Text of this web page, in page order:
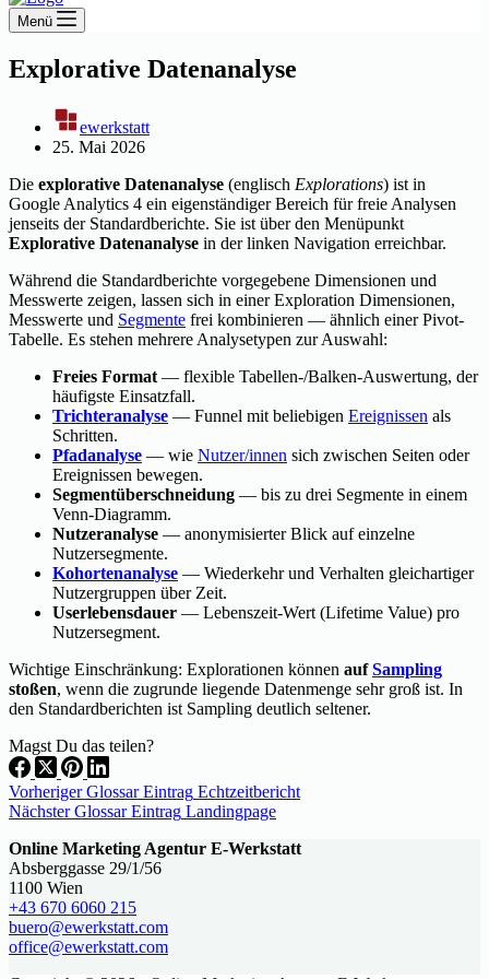
Menü
Explorative Datenanalyse
ewerkstatt
25. Mai 2026
Die explorative Datenanalyse (englisch Explorations) ist in
Google Analytics 4 ein eigenständiger Bereich für freie Analysen
jenseits der Standardberichte. Sie ist über den Menüpunkt
Explorative Datenanalyse in der linken Navigation erreichbar.
Während die Standardberichte vorgegebene Dimensionen und
Messwerte zeigen, lassen sich in einer Exploration Dimensionen,
Messwerte und Segmente frei kombinieren — ähnlich einer Pivot-
Tabelle. Es stehen mehrere Analysetypen zur Auswahl:
Freies Format — flexible Tabellen-/Balken-Auswertung, der
häufigste Einsatzfall.
Trichteranalyse — Funnel mit beliebigen Ereignissen als
Schritten.
Pfadanalyse — wie Nutzer/innen sich zwischen Seiten oder
Ereignissen bewegen.
Segmentüberschneidung — bis zu drei Segmente in einem
Venn-Diagramm.
Nutzeranalyse — anonymisierter Blick auf einzelne
Nutzersegmente.
Kohortenanalyse — Wiederkehr und Verhalten gleichartiger
Nutzergruppen über Zeit.
Userlebensdauer — Lebenszeit-Wert (Lifetime Value) pro
Nutzersegment.
Wichtige Einschränkung: Explorationen können aufSampling
stoßen, wenn die zugrunde liegende Datenmenge sehr groß ist. In
den Standardberichten ist Sampling deutlich seltener.
Magst Du das teilen?
VorherigerGlossar Eintrag Echtzeitbericht
NächsterGlossar Eintrag Landingpage
Online Marketing Agentur E-Werkstatt
Absberggasse 29/1/56
1100 Wien
+43 670 6060 215
buero@ewerkstatt.com
office@ewerkstatt.com